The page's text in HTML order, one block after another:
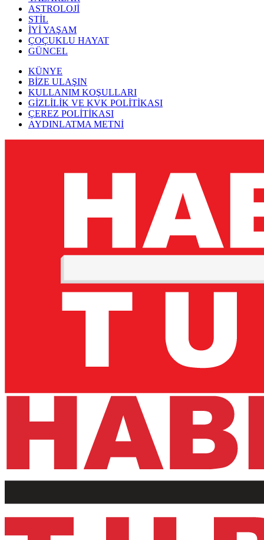
ASTROLOJİ
STİL
İYİ YAŞAM
ÇOÇUKLU HAYAT
GÜNCEL
KÜNYE
BİZE ULAŞIN
KULLANIM KOŞULLARI
GİZLİLİK VE KVK POLİTİKASI
ÇEREZ POLİTİKASI
AYDINLATMA METNİ